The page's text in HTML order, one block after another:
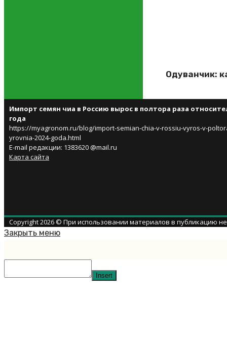
Одуванчик:
Импорт семян чиа в Россию вырос в полтора раза
года
https://myagronom.ru/blog/import-semian-chia-v-rossiu-vyros-v-
yrovnia-2024-goda.html
E-mail редакции: 1383620 @mail.ru
Карта сайта
Copyright 2026 © При использовании материалов в публикацию
Закрыть меню
Insert